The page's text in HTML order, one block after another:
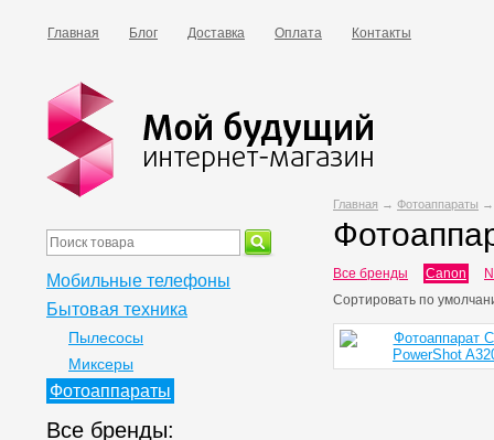
Главная Блог Доставка Оплата Контакты
Главная → Фотоаппараты
Все бренды Canon
Сортировать по
Мобильные телефоны
Бытовая техника
Пылесосы
Миксеры
Фотоаппараты
Все бренды: